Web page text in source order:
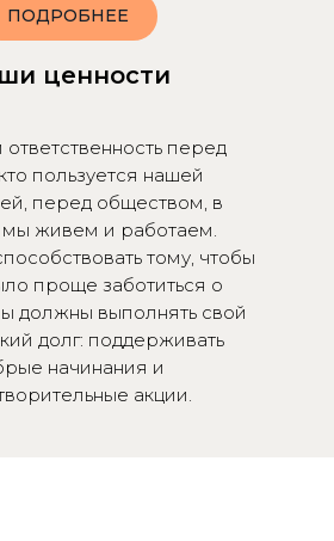
перед
пользуется нашей
перед обществом, в
живем и работаем.
тому, чтобы
проще заботиться о
должны выполнять свой
долг: поддерживать
начинания и
акции.
ценности
ПОДРОБНЕЕ